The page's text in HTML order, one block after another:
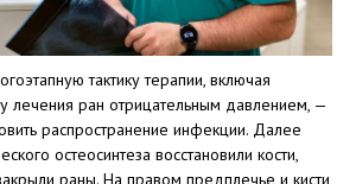
тактику терапии, включая
лечения ран отрицательным давлением, —
распространение инфекции. Далее
остеосинтеза восстановили кости,
раны. На правом предплечье и кисти